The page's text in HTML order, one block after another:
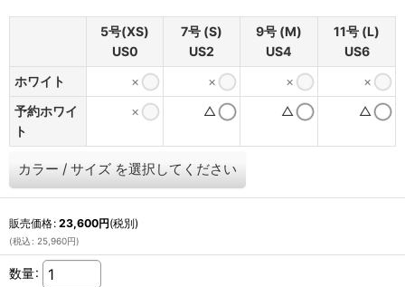
5号(XS)
US0
7号 (S)
US2
9号 (M)
US4
11号 (L)
US6
ホワイト
× × ×
×
予約ホワイ
ト
× △ △ △
カラー / サイズ を選択してください
販売価格: 23,600円(税別)
(税込 : 25,960円)
数量: